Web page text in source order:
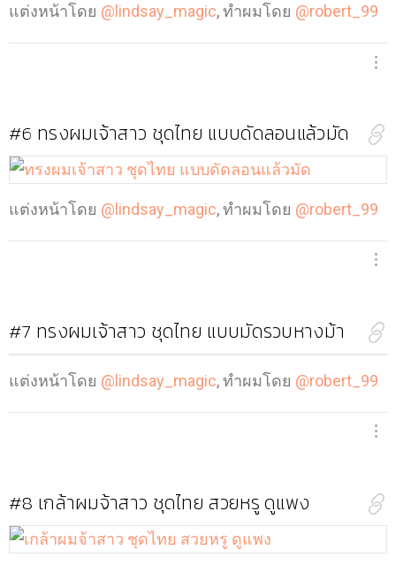
แต่งหน้าโดย @lindsay_magic, ทำผมโดย @robert_99
#6 ทรงผมเจ้าสาว ชุดไทย แบบดัดลอนแล้วมัด
แต่งหน้าโดย @lindsay_magic, ทำผมโดย @robert_99
#7 ทรงผมเจ้าสาว ชุดไทย แบบมัดรวบหางม้า
แต่งหน้าโดย @lindsay_magic, ทำผมโดย @robert_99
#8 เกล้าผมจ้าสาว ชุดไทย สวยหรู ดูแพง